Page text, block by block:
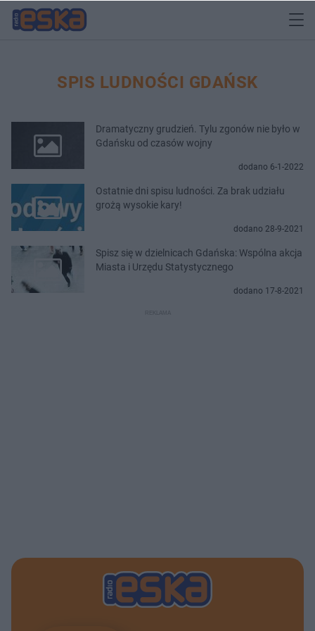
SPIS LUDNOŚCI GDAŃSK
Dramatyczny grudzień. Tylu zgonów nie było w
Gdańsku od czasów wojny
dodano 6-1-2022
Ostatnie dni spisu ludności. Za brak udziału
grożą wysokie kary!
dodano 28-9-2021
Spisz się w dzielnicach Gdańska: Wspólna akcja
Miasta i Urzędu Statystycznego
dodano 17-8-2021